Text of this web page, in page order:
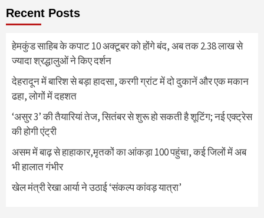
Recent Posts
हेमकुंड साहिब के कपाट 10 अक्टूबर को होंगे बंद, अब तक 2.38 लाख से
ज्यादा श्रद्धालुओं ने किए दर्शन
देहरादून में बारिश से बड़ा हादसा, करगी ग्रांट में दो दुकानें और एक मकान
ढहा, लोगों में दहशत
‘असुर 3’ की तैयारियां तेज, सितंबर से शुरू हो सकती है शूटिंग; नई एक्ट्रेस
की होगी एंट्री
असम में बाढ़ से हाहाकार,मृतकों का आंकड़ा 100 पहुंचा, कई जिलों में अब
भी हालात गंभीर
खेल मंत्री रेखा आर्या ने उठाई ‘संकल्प कांवड़ यात्रा’